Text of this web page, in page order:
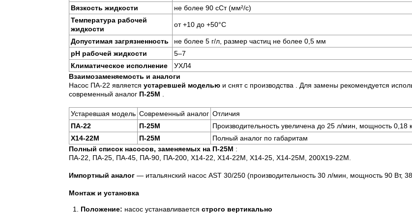
Вязкость жидкости
не более 90 сСт (мм²/с)
Температура рабочей
жидкости
от +10 до +50°C
Допустимая загрязненность
не более 5 г/л, размер частиц не более 0,5 мм
pH рабочей жидкости
5–7
Климатическое исполнение
УХЛ4
Взаимозаменяемость и аналоги
Насос ПА-22 является устаревшей модельюи снят с производства . Для замены рекомендуется
современный аналог П-25М
Устаревшая модель Современный аналог Отличия
ПА-22
П-25М
Производительность увеличена до 25 л/мин, мощность 0,18
Х14-22М
П-25М
Полный аналог по габаритам
Полный список насосов, заменяемых на П-25М :
ПА-22, ПА-25, ПА-45, ПА-90, ПА-200, Х14-22, Х14-22М, Х14-25, Х14-25М, 200Х19-22М.
Импортный аналог— итальянский насос AST 30/250 (производительность 30 л/мин, мощность 90 Вт,
Монтаж и установка
Положение: насос устанавливается строго вертикально